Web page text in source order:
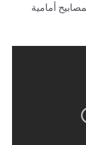
أمامية